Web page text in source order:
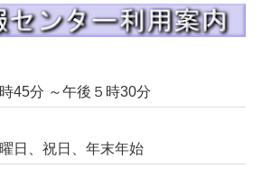
分 ～午後５時30分
日、祝日、年末年始